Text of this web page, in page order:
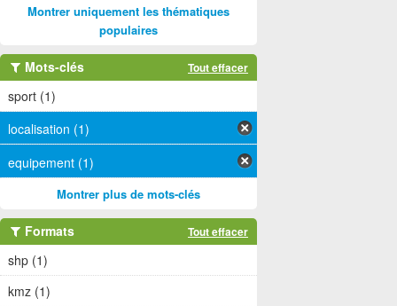
Montrer uniquement les thématiques
populaires
Mots-clés Tout effacer
sport (1)
localisation (1)
equipement (1)
Montrer plus de mots-clés
Formats Tout effacer
shp (1)
kmz (1)